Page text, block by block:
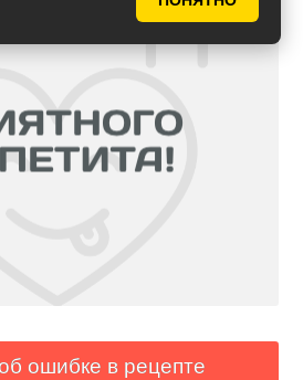
ошибке в рецепте